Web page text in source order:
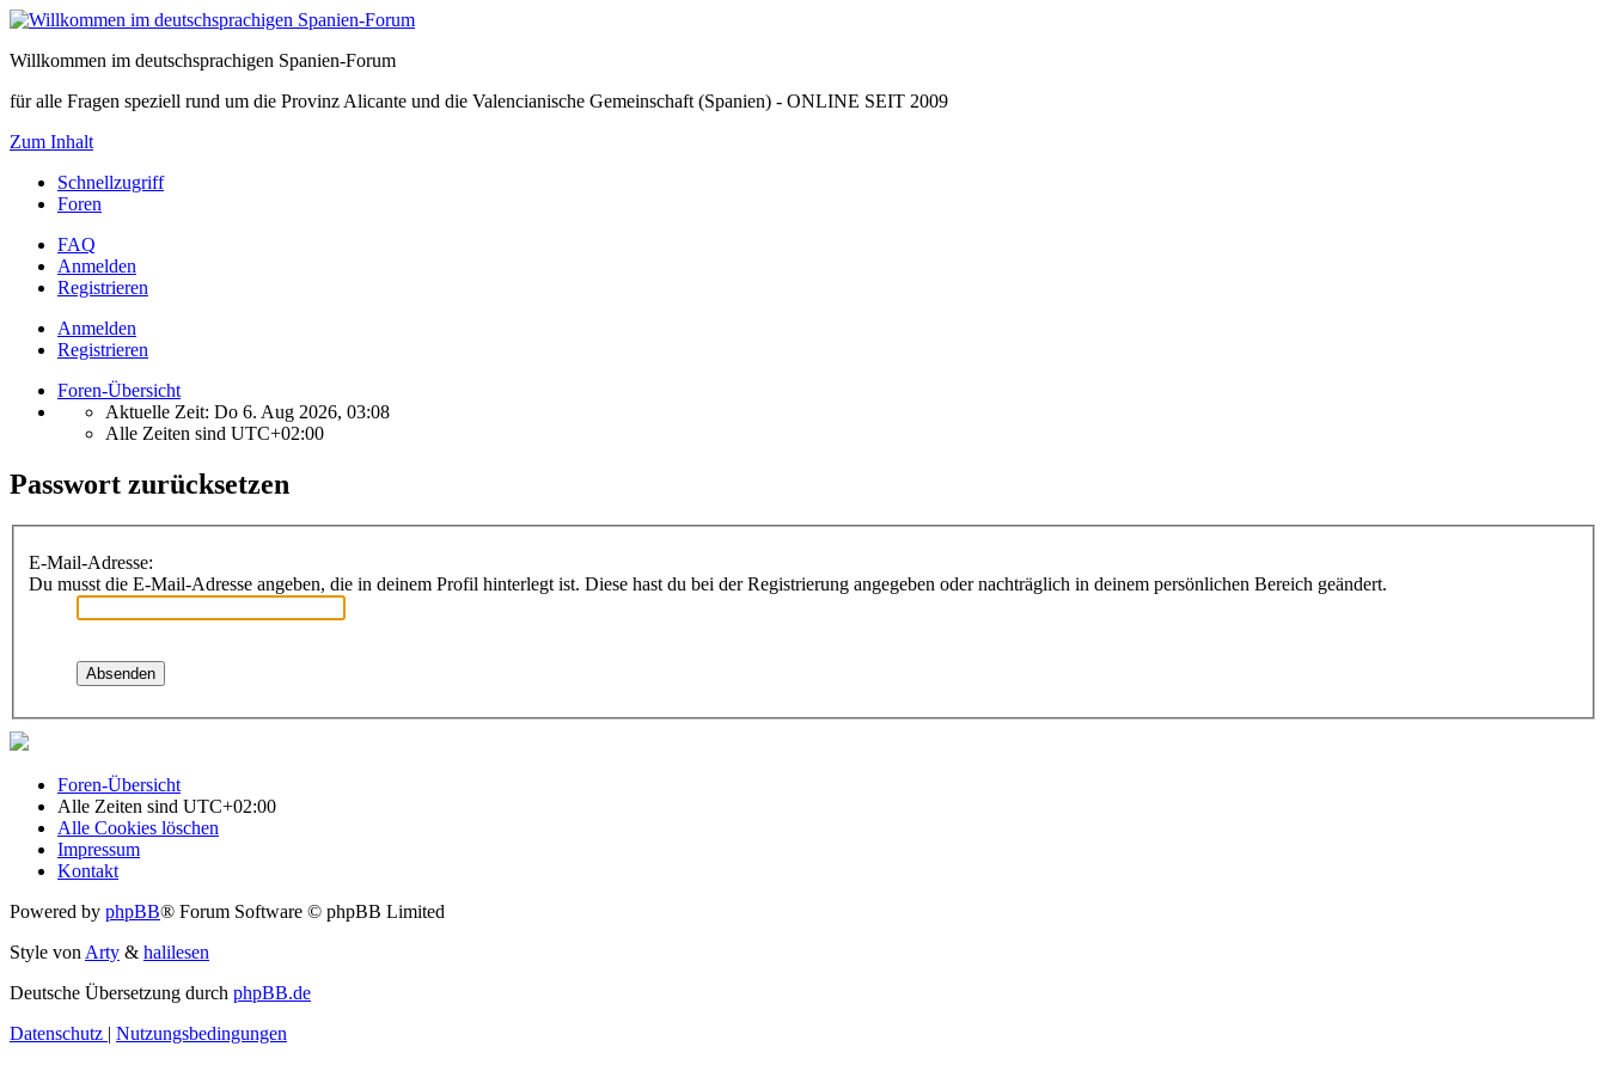
Willkommen im deutschsprachigen Spanien-Forum
für alle Fragen speziell rund um die Provinz Alicante und die Valencianische Gemeinschaft (Spanien) - ONLINE SEIT 2009
Zum Inhalt
Schnellzugriff
Foren
FAQ
Anmelden
Registrieren
Anmelden
Registrieren
Foren-Übersicht
Aktuelle Zeit: Do 6. Aug 2026, 03:08
Alle Zeiten sind UTC+02:00
Passwort zurücksetzen
E-Mail-Adresse:
Du musst die E-Mail-Adresse angeben, die in deinem Profil hinterlegt ist. Diese hast du bei der Registrierung angegeben oder nachträglich in deinem persönlichen Bereich geändert.
Foren-Übersicht
Alle Zeiten sind UTC+02:00
Alle Cookies löschen
Impressum
Kontakt
Powered by phpBB® Forum Software © phpBB Limited
Style vonArty & halilesen
Deutsche Übersetzung durch phpBB.de
Datenschutz | Nutzungsbedingungen